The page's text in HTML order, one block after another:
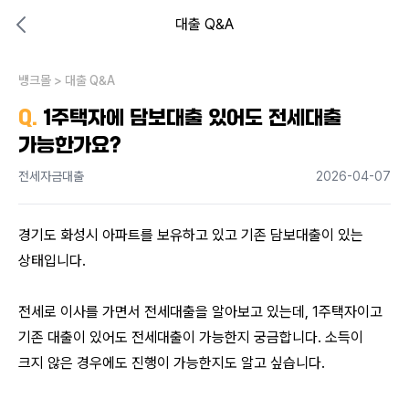
대출 Q&A
내 상황엔 어떤 방법이 있을까?
뱅크몰 > 대출 Q&A
Q. 1주택자에 담보대출 있어도 전세대출
가능한가요?
전세자금대출 2026-04-07
경기도 화성시 아파트를 보유하고 있고 기존 담보대출이 있는
상태입니다.
전세로 이사를 가면서 전세대출을 알아보고 있는데, 1주택자이고
기존 대출이 있어도 전세대출이 가능한지 궁금합니다. 소득이
크지 않은 경우에도 진행이 가능한지도 알고 싶습니다.